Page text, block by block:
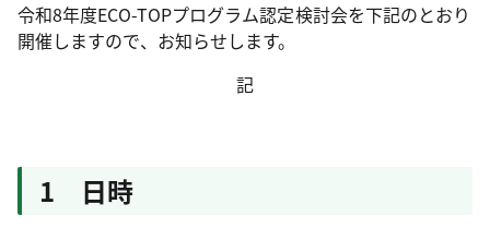
令和8年度ECO-TOPプログラム認定検討会を下記のとおり
開催しますので、お知らせします。
記
1 日時